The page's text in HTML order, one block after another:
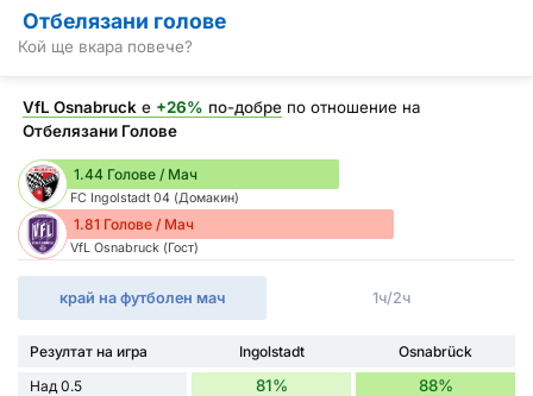
Отбелязани голове
Кой ще вкара повече?
VfL Osnabruck е +26% по-добре по отношение на
Отбелязани Голове
1.44 Голове / Мач
FC Ingolstadt 04 (Домакин)
1.81 Голове / Мач
VfL Osnabruck (Гост)
край на футболен мач 1ч/2ч
Резултат на игра Ingolstadt
Osnabrück
Над 0.5
81% 88%